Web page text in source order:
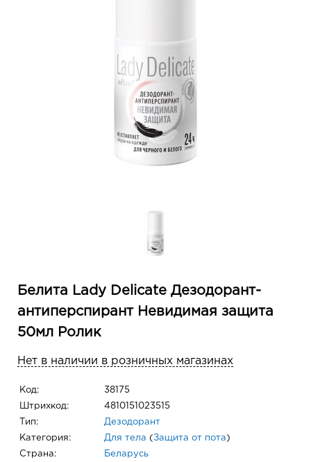
Белита Lady Delicate Дезодорант-
антиперспирант Невидимая защита
50мл Ролик
Нет в наличии в розничных магазинах
Код: 38175
Штрихкод: 4810151023515
Тип: Дезодорант
Категория: Для тела ( Защита от пота )
Страна: Беларусь